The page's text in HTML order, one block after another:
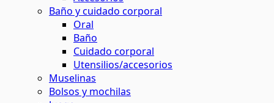
y horticultura
residuos
Baño y cuidado corporal
Oral
Baño
Cuidado corporal
Utensilios/accesorios
Muselinas
Bolsos y mochilas